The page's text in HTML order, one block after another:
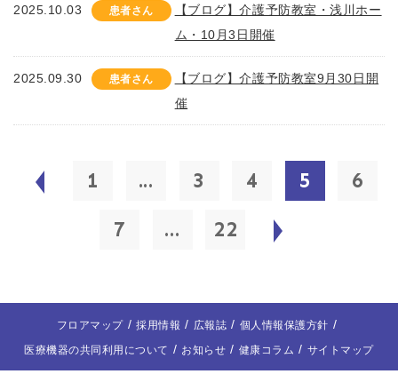
2025.10.03 患者さん
【ブログ】介護予防教室・浅川ホー
ム・10月3日開催
2025.09.30 患者さん
【ブログ】介護予防教室9月30日開
催
1 ... 3 4 5
6
7
... 22
フロアマップ 採用情報 広報誌
個人情報保護方針
医療機器の共同利用について
お知らせ 健康コラム サイトマップ